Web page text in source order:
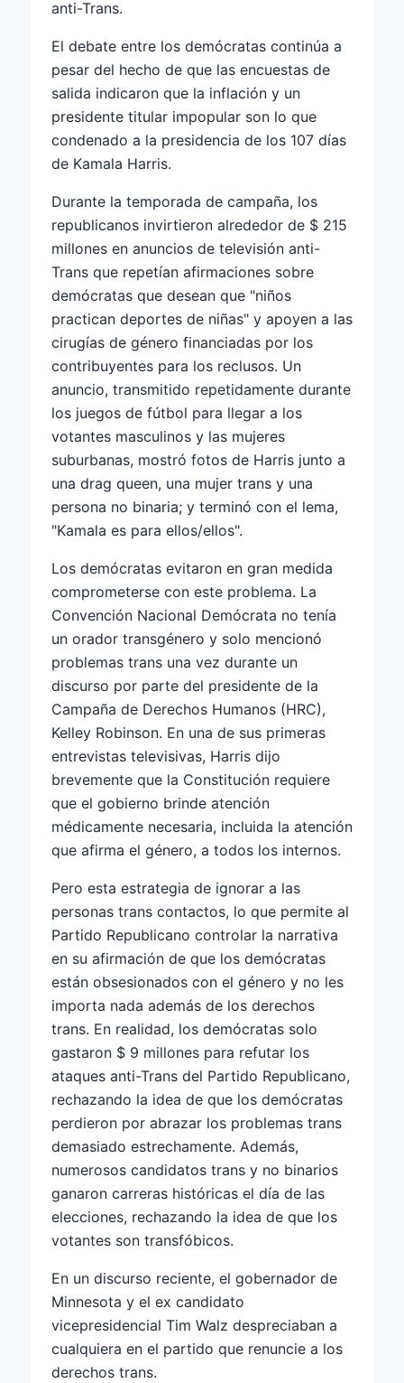
anti-Trans.
El debate entre los demócratas continúa a
pesar del hecho de que las encuestas de
salida indicaron que la inflación y un
presidente titular impopular son lo que
condenado a la presidencia de los 107 días
de Kamala Harris.
Durante la temporada de campaña, los
republicanos invirtieron alrededor de $ 215
millones en anuncios de televisión anti-
Trans que repetían afirmaciones sobre
demócratas que desean que "niños
practican deportes de niñas" y apoyen a las
cirugías de género financiadas por los
contribuyentes para los reclusos. Un
anuncio, transmitido repetidamente durante
los juegos de fútbol para llegar a los
votantes masculinos y las mujeres
suburbanas, mostró fotos de Harris junto a
una drag queen, una mujer trans y una
persona no binaria; y terminó con el lema,
"Kamala es para ellos/ellos".
Los demócratas evitaron en gran medida
comprometerse con este problema. La
Convención Nacional Demócrata no tenía
un orador transgénero y solo mencionó
problemas trans una vez durante un
discurso por parte del presidente de la
Campaña de Derechos Humanos (HRC),
Kelley Robinson. En una de sus primeras
entrevistas televisivas, Harris dijo
brevemente que la Constitución requiere
que el gobierno brinde atención
médicamente necesaria, incluida la atención
que afirma el género, a todos los internos.
Pero esta estrategia de ignorar a las
personas trans contactos, lo que permite al
Partido Republicano controlar la narrativa
en su afirmación de que los demócratas
están obsesionados con el género y no les
importa nada además de los derechos
trans. En realidad, los demócratas solo
gastaron $ 9 millones para refutar los
ataques anti-Trans del Partido Republicano,
rechazando la idea de que los demócratas
perdieron por abrazar los problemas trans
demasiado estrechamente. Además,
numerosos candidatos trans y no binarios
ganaron carreras históricas el día de las
elecciones, rechazando la idea de que los
votantes son transfóbicos.
En un discurso reciente, el gobernador de
Minnesota y el ex candidato
vicepresidencial Tim Walz despreciaban a
cualquiera en el partido que renuncie a los
derechos trans.